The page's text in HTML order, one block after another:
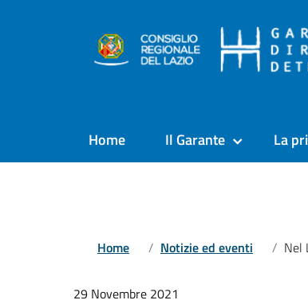
Home Il Garante La
Home Notizie ed eventi Nel
29 Novembre 2021